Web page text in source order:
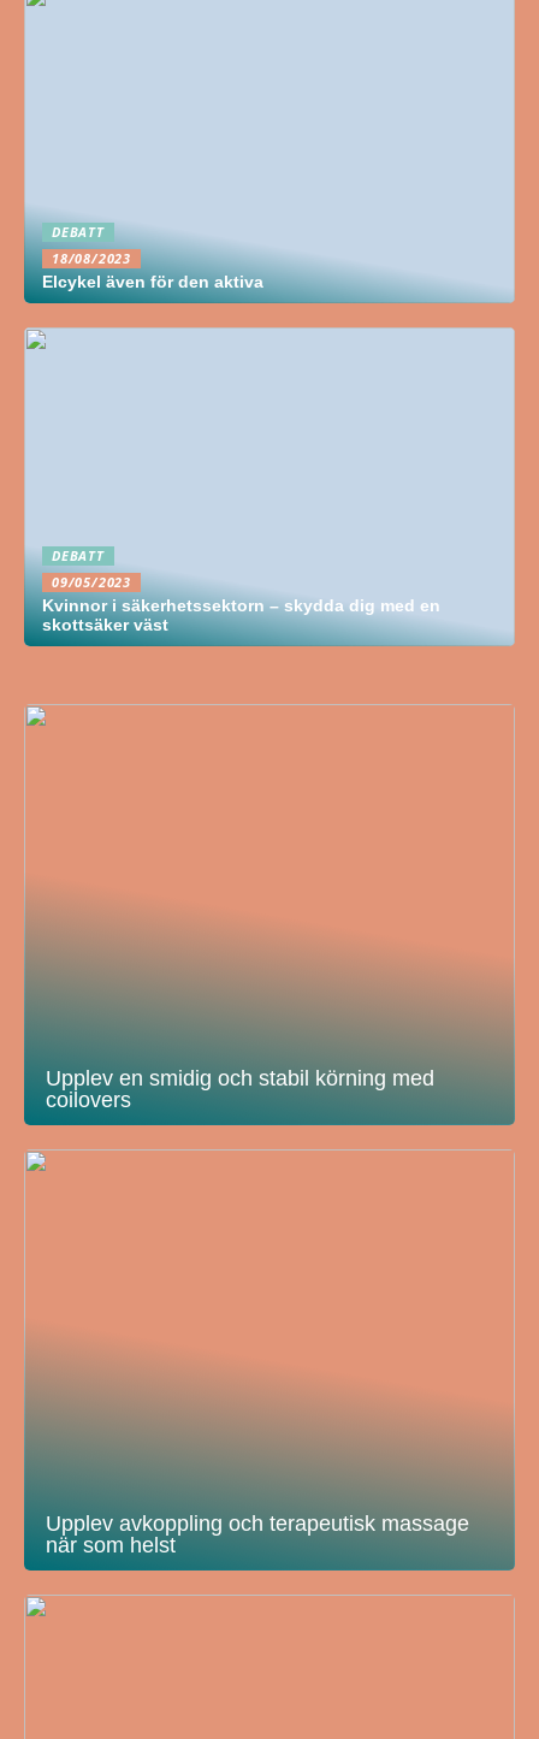
DEBATT
18/08/2023
Elcykel även för den aktiva
DEBATT
09/05/2023
Kvinnor i säkerhetssektorn – skydda dig med en
skottsäker väst
Upplev en smidig och stabil körning med
coilovers
Upplev avkoppling och terapeutisk massage
när som helst